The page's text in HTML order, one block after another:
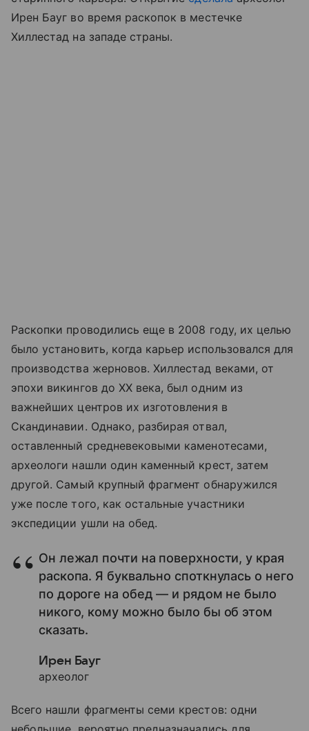
Ирен Бауг во время раскопок в местечке
Хиллестад на западе страны.
Раскопки проводились еще в 2008 году, их целью
было установить, когда карьер использовался для
производства жерновов. Хиллестад веками, от
эпохи викингов до XX века, был одним из
важнейших центров их изготовления в
Скандинавии. Однако, разбирая отвал,
оставленный средневековыми каменотесами,
археологи нашли один каменный крест, затем
другой. Самый крупный фрагмент обнаружился
уже после того, как остальные участники
экспедиции ушли на обед.
Он лежал почти на поверхности, у края
раскопа. Я буквально споткнулась о него
по дороге на обед — и рядом не было
никого, кому можно было бы об этом
сказать.
Ирен Бауг
археолог
Всего нашли фрагменты семи крестов: одни